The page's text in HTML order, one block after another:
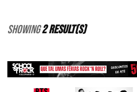
Showing2 Result(s)